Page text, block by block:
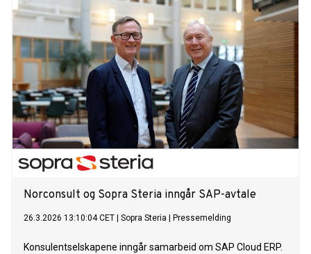
Norconsult og Sopra Steria inngår SAP-avtale
26.3.2026 13:10:04 CET Sopra Steria Pressemelding
Konsulentselskapene inngår samarbeid om SAP Cloud ERP.